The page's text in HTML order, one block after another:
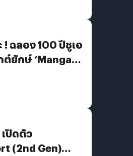
! ฉลอง 100 ปีชูเอ
ต์ยักษ์ ‘Manga
ปิดตัว
(2nd Gen)